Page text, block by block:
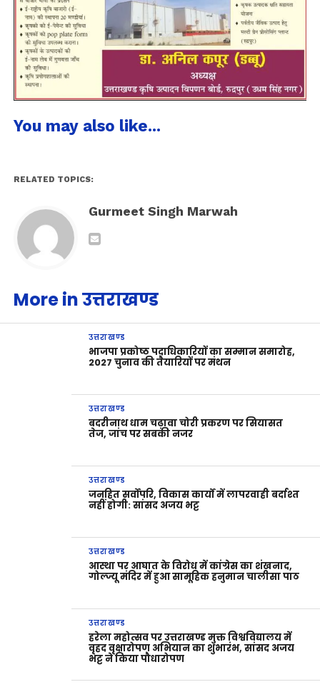
You may also like...
RELATED TOPICS:
Gurmeet Singh Marwah
More in उत्तराखण्ड
उत्तराखण्ड
भाजपा प्रकोष्ठ पदाधिकारियों का सम्मान समारोह,
2027 चुनाव की तैयारियों पर मंथन
उत्तराखण्ड
बदरीनाथ धाम चढ़ावा चोरी प्रकरण पर सियासत
तेज, जांच पर सबकी नजर
उत्तराखण्ड
जनहित सर्वोपरि, विकास कार्यों में लापरवाही बर्दाश्त
नहीं होगी: सांसद अजय भट्ट
उत्तराखण्ड
आस्था पर आघात के विरोध में कांग्रेस का शंखनाद,
गोल्ज्यू मंदिर में हुआ सामूहिक हनुमान चालीसा पाठ
उत्तराखण्ड
हरेला महोत्सव पर उत्तराखण्ड मुक्त विश्वविद्यालय में
वृहद वृक्षारोपण अभियान का शुभारंभ, सांसद अजय
भट्ट ने किया पौधारोपण